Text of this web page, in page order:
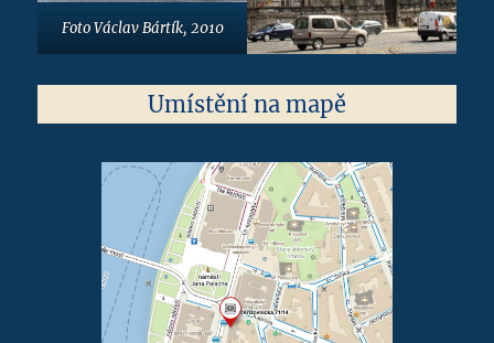
Foto Václav Bártík, 2010
Umístění na mapě